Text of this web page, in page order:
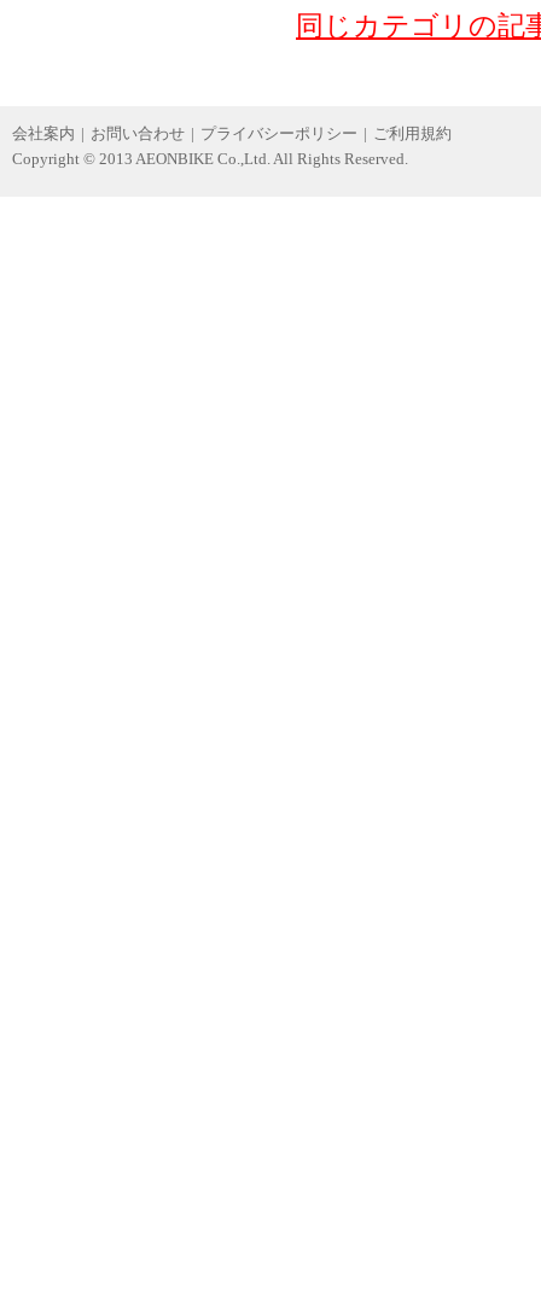
同じカテゴリの記
会社案内 | お問い合わせ | プライバシーポリシー | ご利用規約
Copyright © 2013 AEONBIKE Co.,Ltd. All Rights Reserved.